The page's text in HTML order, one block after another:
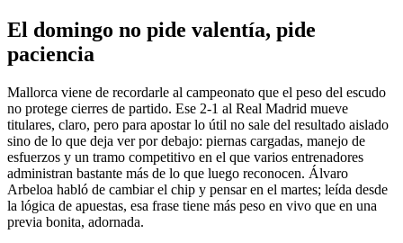
El domingo no pide valentía, pide
paciencia
Mallorca viene de recordarle al campeonato que el peso del escudo
no protege cierres de partido. Ese 2-1 al Real Madrid mueve
titulares, claro, pero para apostar lo útil no sale del resultado aislado
sino de lo que deja ver por debajo: piernas cargadas, manejo de
esfuerzos y un tramo competitivo en el que varios entrenadores
administran bastante más de lo que luego reconocen. Álvaro
Arbeloa habló de cambiar el chip y pensar en el martes; leída desde
la lógica de apuestas, esa frase tiene más peso en vivo que en una
previa bonita, adornada.